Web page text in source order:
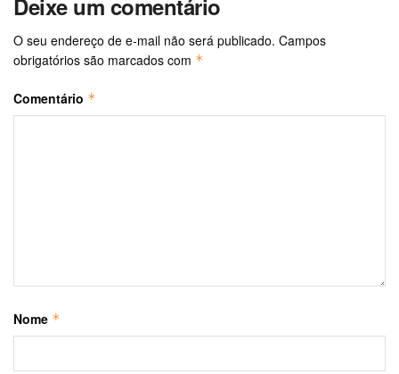
Deixe um comentário
O seu endereço de e-mail não será publicado. Campos
obrigatórios são marcados com *
Comentário *
Nome *